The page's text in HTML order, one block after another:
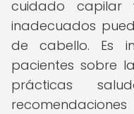
cuidado
inadecuados
de cabello. Es
pacientes sobre
prácticas